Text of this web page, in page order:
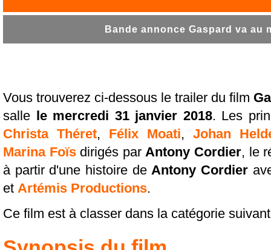
Bande annonce Gaspard va au
Vous trouverez ci-dessous le trailer du film
salle
le mercredi 31 janvier 2018. Les
Christa Théret, Félix Moati, Johan
Marina Foïsdirigés parAntony Cordier, le
à partir d'une histoire deAntony Cordier
et Artémis Productions.
Ce film est à classer dans la catégorie